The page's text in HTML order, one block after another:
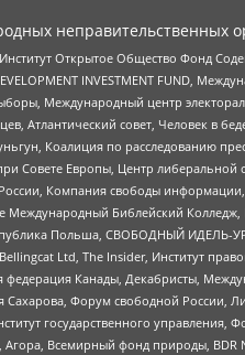
неправительственных
Открытое Общество Фонд
INVESTMENT FUND,
Международный центр
Атлантический совет, Человек в
Коалиция по расследованию
Совете Европы, Центр
Компания свободы
Библейский
Польша, СВОБОДНЫЙ ИДЕЛЬ-
Ltd, The Insider, Институт
Канады, Декабристы,
Форум свободной России,
государственного
Всемирный фонд природы,